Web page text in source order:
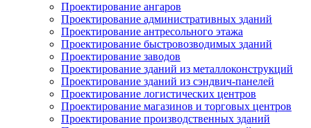
Проектирование ангаров
Проектирование административных зданий
Проектирование антресольного этажа
Проектирование быстровозводимых зданий
Проектирование заводов
Проектирование зданий из металлоконструкций
Проектирование зданий из сэндвич-панелей
Проектирование логистических центров
Проектирование магазинов и торговых центров
Проектирование производственных зданий